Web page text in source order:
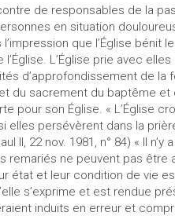
de responsables de la
en situation
que l’Église bénit
L’Église prie avec
d’approfondissement de la
du sacrement du baptême et
pour son Église. « L’Église
elles persévèrent dans la
II, 22 nov. 1981, n° 84) « Il
ne peuvent pas être
état et leur condition de vie
s’exprime et est rendue
induits en erreur et